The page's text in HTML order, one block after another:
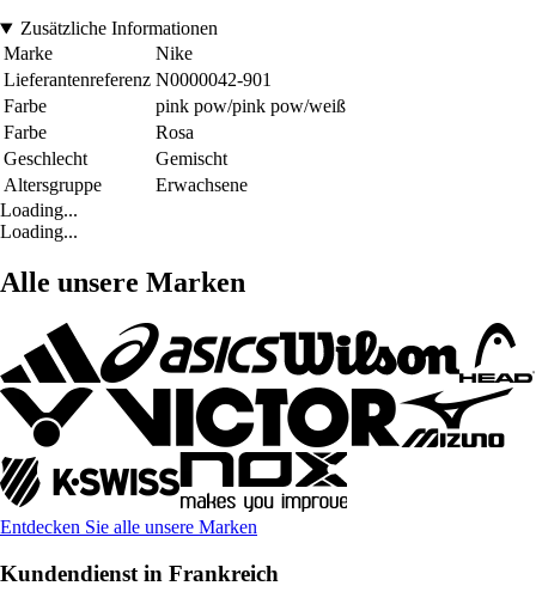
Zusätzliche Informationen
Marke
Nike
Lieferantenreferenz N0000042-901
Farbe
pink pow/pink pow/weiß
Farbe
Rosa
Geschlecht
Gemischt
Altersgruppe
Erwachsene
Loading...
Loading...
Alle unsere Marken
Entdecken Sie alle unsere Marken
Kundendienst in Frankreich